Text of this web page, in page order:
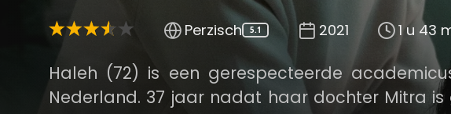
Perzisch 5.1 2021 1 u 43
Haleh (72) is een gerespecteerde
Nederland. 37 jaar nadat haar dochter Mitra